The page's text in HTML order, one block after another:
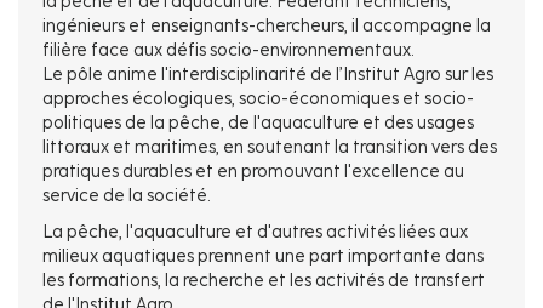
ingénieurs et enseignants-chercheurs, il accompagne la
filière face aux défis socio-environnementaux.
Le pôle anime l'interdisciplinarité de l’Institut Agro sur les
approches écologiques, socio-économiques et socio-
politiques de la pêche, de l'aquaculture et des usages
littoraux et maritimes, en soutenant la transition vers des
pratiques durables et en promouvant l'excellence au
service de la société.
La pêche, l'aquaculture et d'autres activités liées aux
milieux aquatiques prennent une part importante dans
les formations, la recherche et les activités de transfert